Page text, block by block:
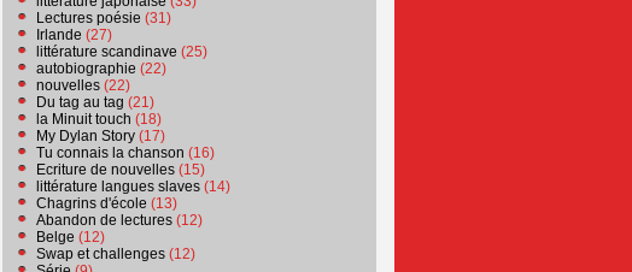
Lectures poésie (31)
Irlande (27)
littérature scandinave (25)
autobiographie (22)
nouvelles (22)
Du tag au tag (21)
la Minuit touch (18)
My Dylan Story (17)
Tu connais la chanson (16)
Ecriture de nouvelles (15)
littérature langues slaves (14)
Chagrins d'école (13)
Abandon de lectures (12)
Belge (12)
Swap et challenges (12)